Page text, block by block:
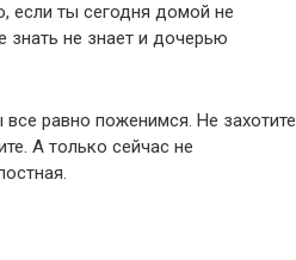
если ты сегодня домой не
знать не знает и дочерью
равно поженимся. Не захотите
А только сейчас не